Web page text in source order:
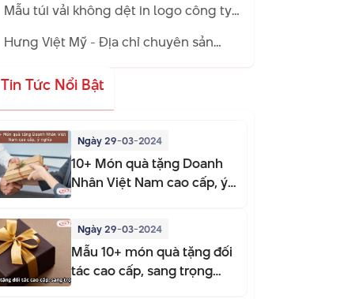
Mẫu túi vải không dệt in logo công ty
Hưng Việt Mỹ - Địa chỉ chuyên sản
nghiệp, nhanh chóng tại TPHCM
Tin Tức Nổi Bật
Ngày 29-03-2024
10+ Món quà tặng Doanh
Nhân Việt Nam cao cấp, ý
Ngày 29-03-2024
Mẫu 10+ món quà tặng đối
tác cao cấp, sang trọng